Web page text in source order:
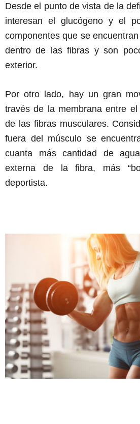
Desde el punto de vista de la
interesan el glucógeno y el
componentes que se
dentro de las fibras y son
exterior.
Por otro lado, hay un gran
través de la membrana entre
de las fibras musculares.
fuera del músculo se
cuanta más cantidad de
externa de la fibra, más
deportista.